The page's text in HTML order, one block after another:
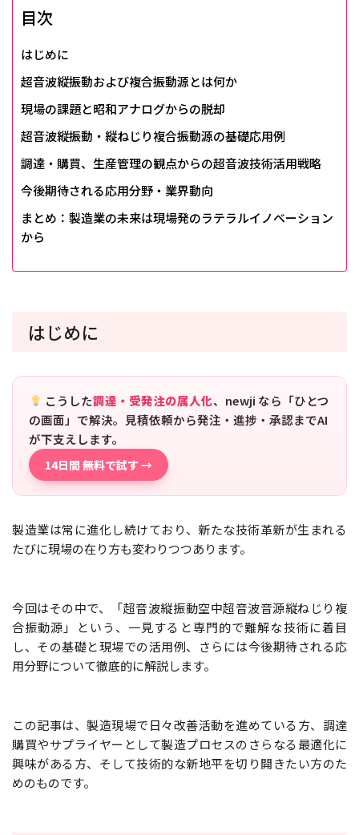
目次
はじめに
超音波縦振動および複合振動源とは何か
現場の課題と昭和アナログからの脱却
超音波縦振動・縦ねじり複合振動源の基礎応用例
調達・購買、生産管理の観点からの超音波技術活用戦略
今後期待される応用分野・業界動向
まとめ：製造業の未来は現場発のラテラルイノベーション
から
はじめに
こうした調達・受発注の属人化、newji なら「ひとつ
の画面」で解決。見積依頼から発注・進捗・承認までAI
が下支えします。
14日間 無料で試す →
製造業は常に進化し続けており、新たな技術革新が生まれる
たびに現場の在り方も変わりつつあります。
今回はその中で、「超音波縦振動空中超音波音源縦ねじり複
合振動源」という、一見すると専門的で難解な技術に着目
し、その基礎と現場での活用例、さらには今後期待される応
用分野について徹底的に解説します。
この記事は、製造現場で日々改善活動を進めている方、調達
購買やサプライヤーとして製造プロセスのさらなる最適化に
興味がある方、そして技術的な新地平を切り開きたい方のた
めのものです。